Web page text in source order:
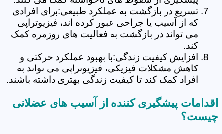
تسریع در بازگشت به عملکرد طبیعی:برای افرادی
که از آسیب یا جراحی عبور کرده اند، فیزیوتراپی
می تواند در بازگشت به فعالیت های روزمره کمک
کند.
افزایش کیفیت زندگی:با بهبود عملکرد حرکتی و
کاهش مشکلات فیزیکی، فیزیوتراپی می تواند به
افراد کمک کند تا کیفیت زندگی بهتری داشته باشند.
اقدامات پیشگیری کننده از آسیب های عضلانی
چیست؟